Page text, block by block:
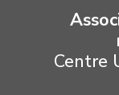
Centre